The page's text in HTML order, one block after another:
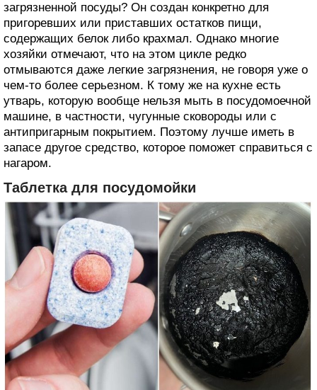
загрязненной посуды? Он создан конкретно для
пригоревших или приставших остатков пищи,
содержащих белок либо крахмал. Однако многие
хозяйки отмечают, что на этом цикле редко
отмываются даже легкие загрязнения, не говоря уже о
чем-то более серьезном. К тому же на кухне есть
утварь, которую вообще нельзя мыть в посудомоечной
машине, в частности, чугунные сковороды или с
антипригарным покрытием. Поэтому лучше иметь в
запасе другое средство, которое поможет справиться с
нагаром.
Таблетка для посудомойки